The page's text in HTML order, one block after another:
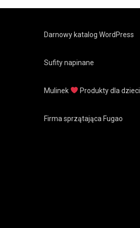
Darnowy katalog WordPress
Sufity napinane
Mulinek Produkty dla dzieci
Firma sprzątająca Fugao